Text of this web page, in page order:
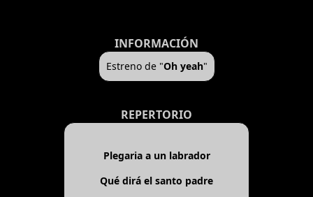
INFORMACIÓN
Estreno de "Oh yeah"
REPERTORIO
Plegaria a un labrador
Qué dirá el santo padre